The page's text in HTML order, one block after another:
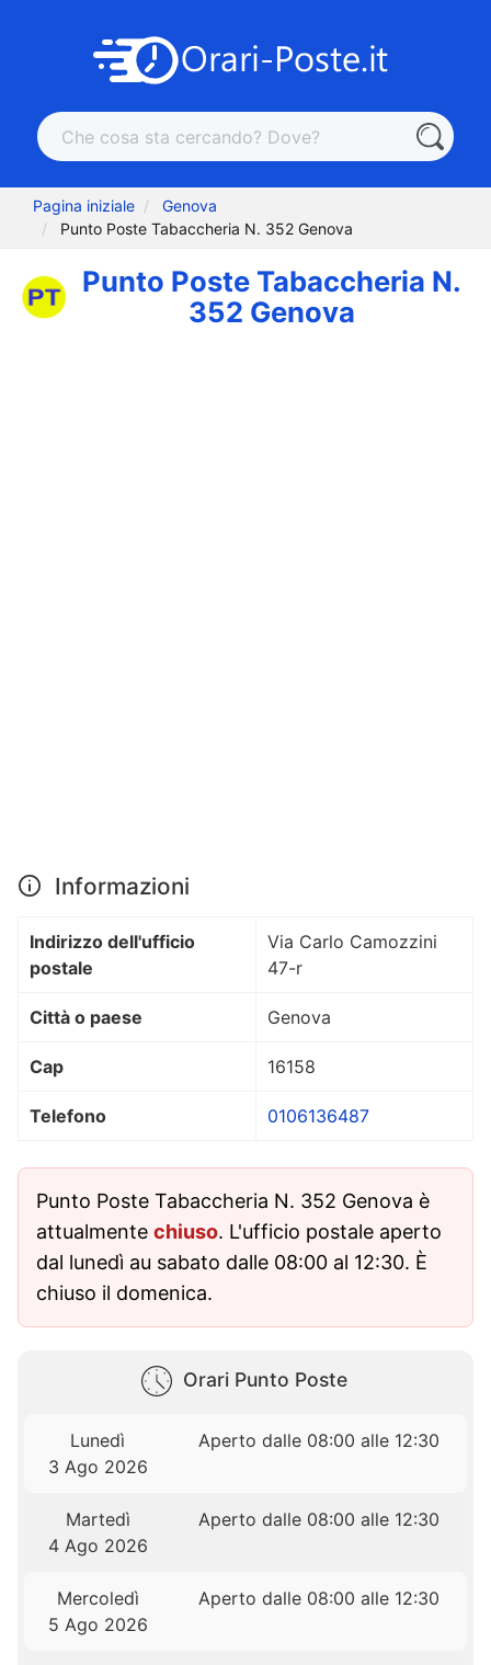
Pagina iniziale
Genova
Punto Poste Tabaccheria N. 352 Genova
Punto Poste Tabaccheria N.
352 Genova
Informazioni
Indirizzo dell'ufficio
postale
Via Carlo Camozzini
47-r
Città o paese Genova
Cap 16158
Telefono 0106136487
Punto Poste Tabaccheria N. 352 Genova è
attualmente chiuso. L'ufficio postale aperto
dal lunedì au sabato dalle 08:00 al 12:30. È
chiuso il domenica.
Orari Punto Poste
Lunedì
3 Ago 2026
Aperto dalle 08:00 alle 12:30
Martedì
4 Ago 2026
Aperto dalle 08:00 alle 12:30
Mercoledì
5 Ago 2026
Aperto dalle 08:00 alle 12:30